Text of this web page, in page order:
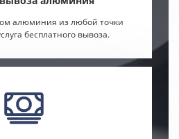
алюминия из любой точки
бесплатного вывоза.